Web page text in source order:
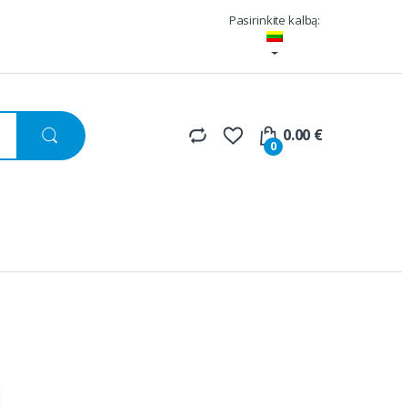
Pasirinkite kalbą:
0
0.00 €